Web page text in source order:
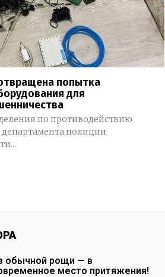
попытка
для
по противодействию
полиции
обычной рощи — в
место притяжения!